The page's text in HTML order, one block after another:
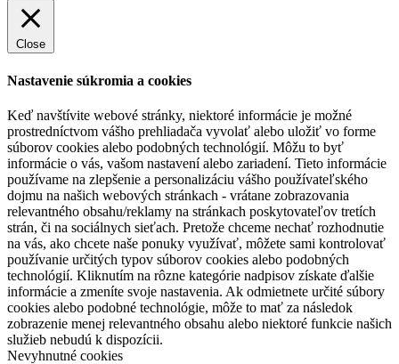
Close
Nastavenie súkromia a cookies
Keď navštívite webové stránky, niektoré informácie je možné
prostredníctvom vášho prehliadača vyvolať alebo uložiť vo forme
súborov cookies alebo podobných technológií. Môžu to byť
informácie o vás, vašom nastavení alebo zariadení. Tieto informácie
používame na zlepšenie a personalizáciu vášho používateľského
dojmu na našich webových stránkach - vrátane zobrazovania
relevantného obsahu/reklamy na stránkach poskytovateľov tretích
strán, či na sociálnych sieťach. Pretože chceme nechať rozhodnutie
na vás, ako chcete naše ponuky využívať, môžete sami kontrolovať
používanie určitých typov súborov cookies alebo podobných
technológií. Kliknutím na rôzne kategórie nadpisov získate ďalšie
informácie a zmeníte svoje nastavenia. Ak odmietnete určité súbory
cookies alebo podobné technológie, môže to mať za následok
zobrazenie menej relevantného obsahu alebo niektoré funkcie našich
služieb nebudú k dispozícii.
Nevyhnutné cookies